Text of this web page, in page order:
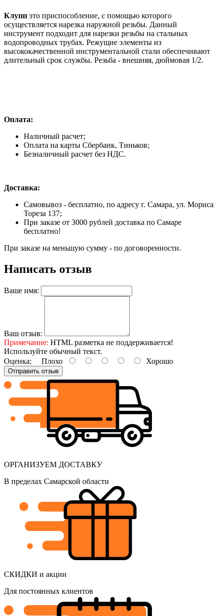
Клупп это приспособление, с помощью которого
осуществляется нарезка наружной резьбы. Данный
инструмент подходит для нарезки резьбы на стальных
водопроводных трубах. Режущие элементы из
высококачественной инструментальной стали обеспечивают
длительный срок службы. Резьба - внешняя, дюймовая 1/2.
Оплата:
Наличный расчет;
Оплата на карты Сбербанк, Тиньков;
Безналичный расчет без НДС.
Доставка:
Самовывоз - бесплатно, по адресу г. Самара, ул. Мориса
Тореза 137;
При заказе от 3000 рублей доставка по Самаре
бесплатно!
При заказе на меньшую сумму - по договоренности.
Написать отзыв
Ваше имя:
Ваш отзыв:
Примечание: HTML разметка не поддерживается!
Используйте обычный текст.
Оценка: Плохо Хорошо
Отправить отзыв
ОРГАНИЗУЕМ ДОСТАВКУ
В пределах Самарской области
СКИДКИ и акции
Для постоянных клиентов